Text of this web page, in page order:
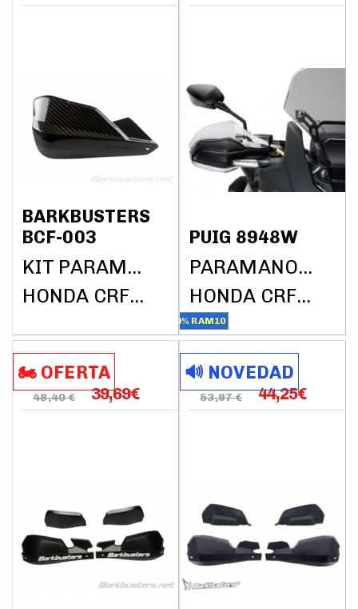
BARKBUSTERS
BCF-003
KIT PARAMANOS BARKBUSTERS (SIN BARRAS)
HONDA CRF1000L AFRICA TWIN DCT ABS 2018
PUIG 8948W
PARAMANOS PUIG
HONDA CRF1000L AFRICA TWIN DCT ABS 2018
10% RAM10
🏍️​​ OFERTA
48,40 € 39,69€
🔊​​ NOVEDAD
53,97 € 44,25€